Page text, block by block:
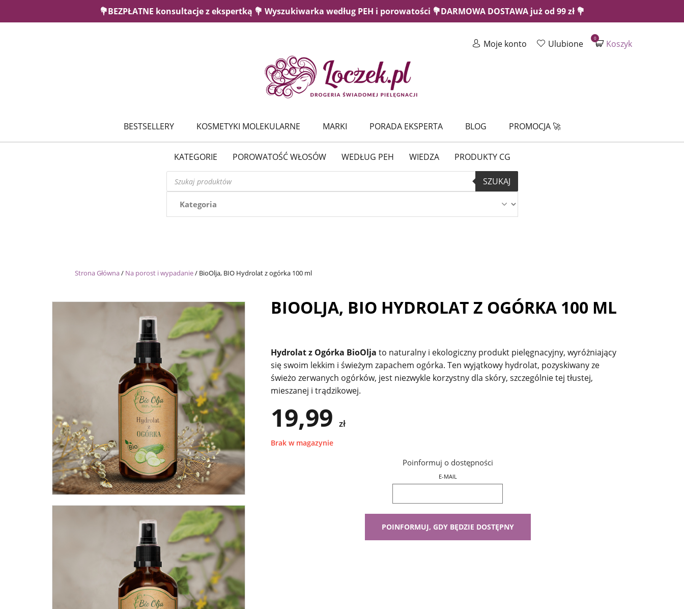
💐BEZPŁATNE konsultacje z ekspertką 💐 Wyszukiwarka według PEH i porowatości 💐DARMOWA DOSTAWA już od 99 zł 💐
Moje konto Ulubione Koszyk
0
BESTSELLERY KOSMETYKI MOLEKULARNE MARKI PORADA EKSPERTA BLOG PROMOCJA 🚀
KATEGORIE POROWATOŚĆ WŁOSÓW WEDŁUG PEH WIEDZA PRODUKTY CG
Wyszukiwarka
produktów
SZUKAJ
Strona Główna/ Na porost i wypadanie/ BioOlja, BIO Hydrolat z ogórka 100 ml
BIOOLJA, BIO HYDROLAT Z OGÓRKA 100 ML
Hydrolat z Ogórka BioOlja to naturalny i ekologiczny produkt pielęgnacyjny, wyróżniający
się swoim lekkim i świeżym zapachem ogórka. Ten wyjątkowy hydrolat, pozyskiwany ze
świeżo zerwanych ogórków, jest niezwykle korzystny dla skóry, szczególnie tej tłustej,
mieszanej i trądzikowej.
19,99 zł
Brak w magazynie
Poinformuj o dostępności
E-MAIL